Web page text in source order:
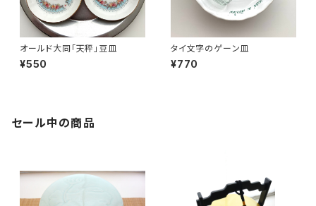
オールド大同「天秤」豆皿
¥550
タイ文字のゲーン皿
¥770
セール中の商品